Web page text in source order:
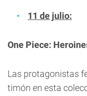
11 de julio:
One Piece:
Las protagonistas
timón en esta